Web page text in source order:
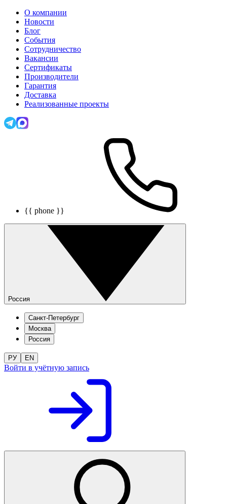
О компании
Новости
Блог
События
Сотрудничество
Вакансии
Сертификаты
Производители
Гарантия
Доставка
Реализованные проекты
{{ phone }}
Россия
Санкт-Петербург
Москва
Россия
РУ EN
Войти в учётную запись